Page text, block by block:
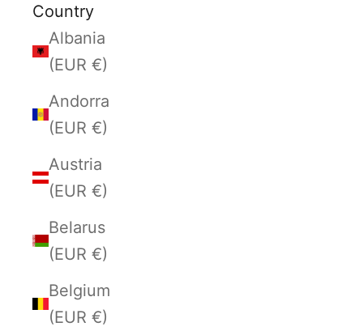
Country
Albania
(EUR €)
Andorra
(EUR €)
Austria
(EUR €)
Belarus
(EUR €)
Belgium
(EUR €)